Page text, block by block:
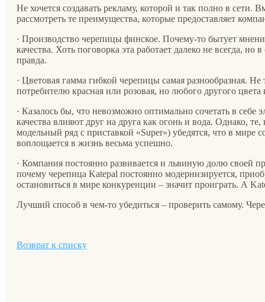
Не хочется создавать рекламу, которой и так полно в сети.
рассмотреть те преимущества, которые предоставляет
· Производство черепицы финское. Почему-то бытует
качества. Хоть поговорка эта работает далеко не всегда,
правда.
· Цветовая гамма гибкой черепицы самая разнообразная.
потребителю красная или розовая, но любого другого цвета
· Казалось бы, что невозможно оптимально сочетать в себе
качества влияют друг на друга как огонь и вода. Однако,
модельный ряд с приставкой «Super») убедятся, что в мире
воплощается в жизнь весьма успешно.
· Компания постоянно развивается и львиную долю своей
почему черепица Katepal постоянно модернизируется,
остановиться в мире конкуренции – значит проиграть. А
Лучший способ в чем-то убедиться – проверить самому.
Возврат к списку